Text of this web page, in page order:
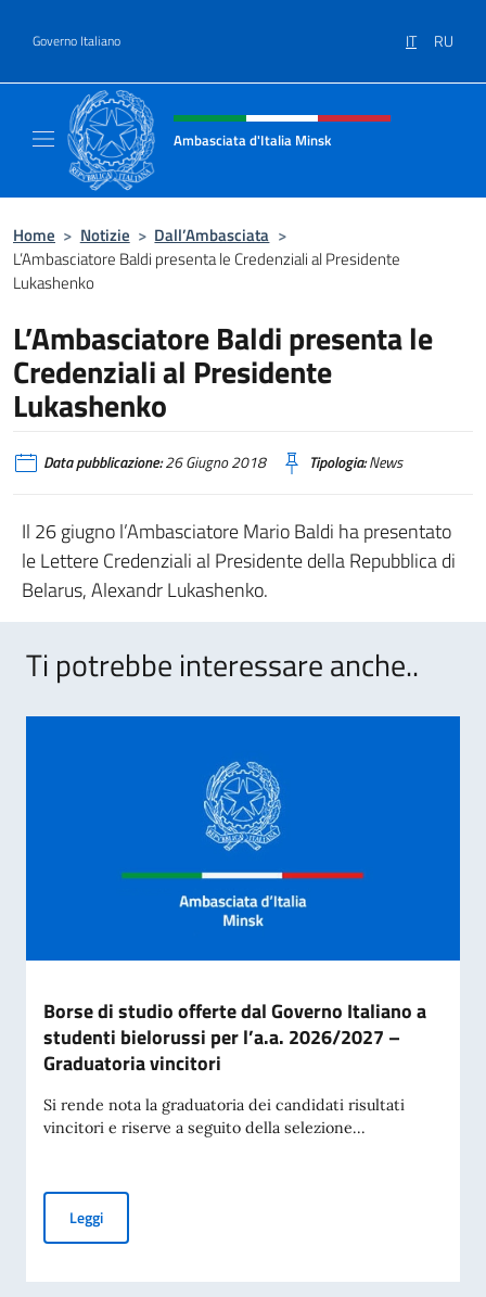
Governo Italiano IT RU
Intestazione sito, social e menù
Ambasciata d'Italia Minsk
Home > Notizie > Dall’Ambasciata >
L’Ambasciatore Baldi presenta le Credenziali al Presidente
Lukashenko
L’Ambasciatore Baldi presenta le
Credenziali al Presidente
Lukashenko
Data pubblicazione:26 Giugno 2018 Tipologia:News
Il 26 giugno l’Ambasciatore Mario Baldi ha presentato
le Lettere Credenziali al Presidente della Repubblica di
Belarus, Alexandr Lukashenko.
Ti potrebbe interessare anche..
Borse di studio offerte dal Governo Italiano a
studenti bielorussi per l’a.a. 2026/2027 –
Graduatoria vincitori
Si rende nota la graduatoria dei candidati risultati
vincitori e riserve a seguito della selezione...
LeggiBorse di studio offerte dal Governo Italiano a studenti